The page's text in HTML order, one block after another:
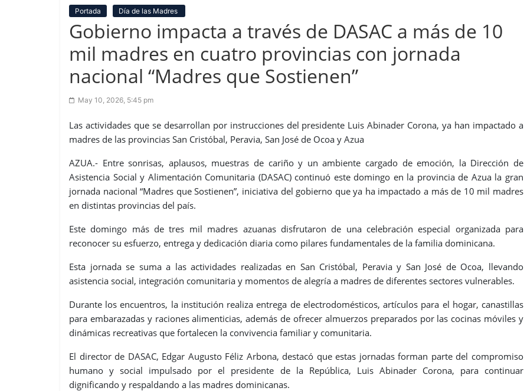
Portada Día de las Madres
Gobierno impacta a través de DASAC a más de 10
mil madres en cuatro provincias con jornada
nacional “Madres que Sostienen”
May 10, 2026, 5:45 pm
Las actividades que se desarrollan por instrucciones del presidente Luis Abinader Corona, ya han impactado a
madres de las provincias San Cristóbal, Peravia, San José de Ocoa y Azua
AZUA.- Entre sonrisas, aplausos, muestras de cariño y un ambiente cargado de emoción, la Dirección de
Asistencia Social y Alimentación Comunitaria (DASAC) continuó este domingo en la provincia de Azua la gran
jornada nacional “Madres que Sostienen”, iniciativa del gobierno que ya ha impactado a más de 10 mil madres
en distintas provincias del país.
Este domingo más de tres mil madres azuanas disfrutaron de una celebración especial organizada para
reconocer su esfuerzo, entrega y dedicación diaria como pilares fundamentales de la familia dominicana.
Esta jornada se suma a las actividades realizadas en San Cristóbal, Peravia y San José de Ocoa, llevando
asistencia social, integración comunitaria y momentos de alegría a madres de diferentes sectores vulnerables.
Durante los encuentros, la institución realiza entrega de electrodomésticos, artículos para el hogar, canastillas
para embarazadas y raciones alimenticias, además de ofrecer almuerzos preparados por las cocinas móviles y
dinámicas recreativas que fortalecen la convivencia familiar y comunitaria.
El director de DASAC, Edgar Augusto Féliz Arbona, destacó que estas jornadas forman parte del compromiso
humano y social impulsado por el presidente de la República, Luis Abinader Corona, para continuar
dignificando y respaldando a las madres dominicanas.